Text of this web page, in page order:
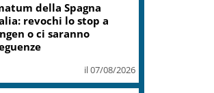
della Spagna
revochi lo stop a
o ci saranno
il 07/08/2026